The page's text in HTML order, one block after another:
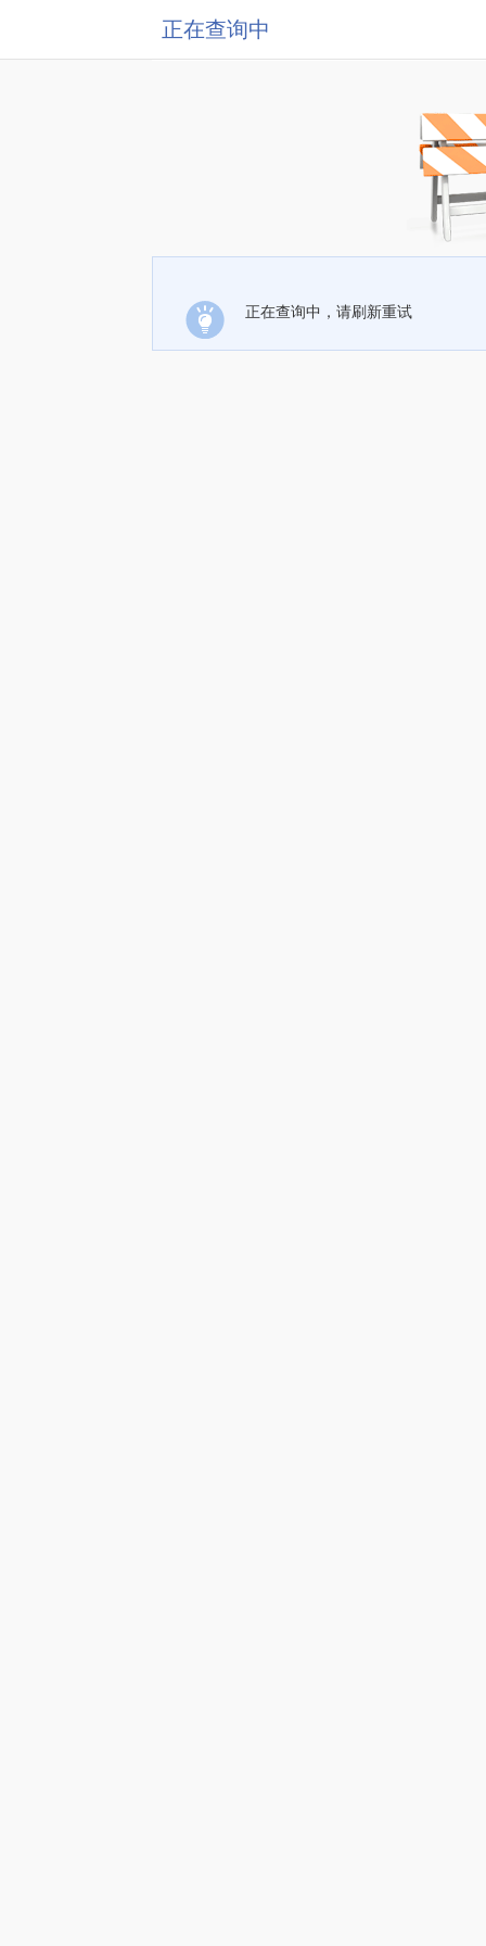
正在查询中
正在查询中，请刷新重试